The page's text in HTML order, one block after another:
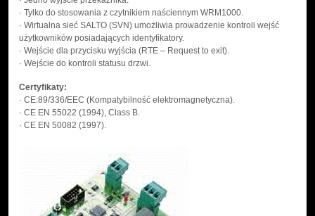
· Tylko do stosowania z czytnikiem naściennym WRM1000.
· Wirtualna sieć SALTO (SVN) umożliwia prowadzenie kontroli wejść
użytkowników posiadających identyfikatory.
· Wejście dla przycisku wyjścia (RTE – Request to exit).
· Wejście do kontroli statusu drzwi.
Certyfikaty:
· CE:89/336/EEC (Kompatybilność elektromagnetyczna).
· CE EN 55022 (1994), Class B.
· CE EN 50082 (1997).